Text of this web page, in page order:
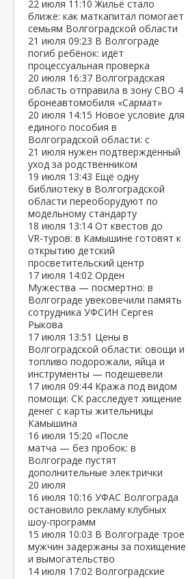
22 июля 11:10Жильё стало
ближе: как маткапитал помогает
семьям Волгоградской области
21 июля 09:23 В Волгограде
погиб ребёнок: идёт
процессуальная проверка
20 июля 16:37 Волгоградская
область отправила в зону СВО 4
бронеавтомобиля «Сармат»
20 июля 14:15 Новое условие для
единого пособия в
Волгоградской области: с
21 июля нужен подтверждённый
уход за родственником
19 июля 13:43 Ещё одну
библиотеку в Волгоградской
области переоборудуют по
модельному стандарту
18 июля 13:14 От квестов до
VR‑туров: в Камышине готовят к
открытию детский
просветительский центр
17 июля 14:02 Орден
Мужества — посмертно: в
Волгограде увековечили память
сотрудника УФСИН Сергея
Рыкова
17 июля 13:51 Цены в
Волгоградской области: овощи и
топливо подорожали, яйца и
инструменты — подешевели
17 июля 09:44 Кража под видом
помощи: СК расследует хищение
денег с карты жительницы
Камышина
16 июля 15:20 «После
матча — без пробок: в
Волгограде пустят
дополнительные электрички
20 июля
16 июля 10:16 УФАС Волгограда
остановило рекламу клубных
шоу‑программ
15 июля 10:03 В Волгограде трое
мужчин задержаны за похищение
и вымогательство
14 июля 17:02 Волгоградские